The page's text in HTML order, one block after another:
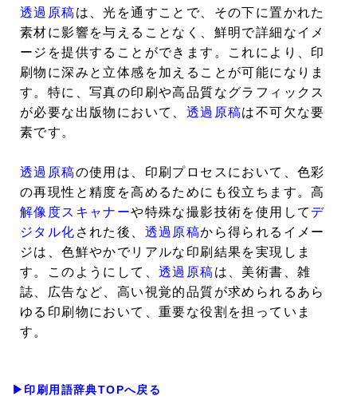
透過原稿は、光を通すことで、その下に置かれた
素材に影響を与えることなく、鮮明で詳細なイメ
ージを提供することができます。これにより、印
刷物に深みと立体感を加えることが可能になりま
す。特に、写真の印刷や高品質なグラフィックス
が必要な出版物において、 透過原稿は不可欠な要
素です。
透過原稿の使用は、印刷プロセスにおいて、色彩
の再現性と精度を高めるためにも役立ちます。高
解像度スキャナーや特殊な撮影技術を使用して デ
ジタル化 された後、 透過原稿から得られるイメー
ジは、色鮮やかでリアルな印刷結果を実現しま
す。このようにして、 透過原稿は、美術書、雑
誌、広告など、高い視覚的品質が求められるあら
ゆる印刷物において、重要な役割を担っていま
す。
▶印刷用語辞典TOPへ戻る